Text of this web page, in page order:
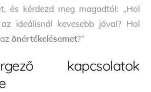
és kérdezd meg magadtól: „Hol
ideálisnál kevesebb jóval? Hol
azönértékelésemet?”
kapcsolatok